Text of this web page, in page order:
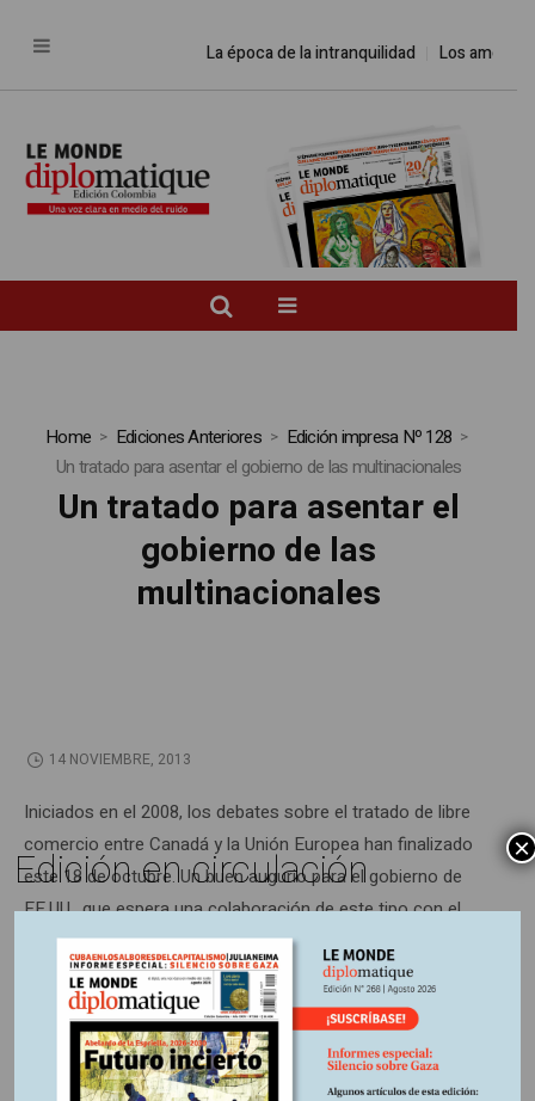
La época de la intranquilidad Los amos
Home Ediciones Anteriores
Edición impresa Nº 128
Un tratado para asentar el gobierno de las multinacionales
Un tratado para asentar el
gobierno de las
multinacionales
14 NOVIEMBRE, 2013
Iniciados en el 2008, los debates sobre el tratado de libre
comercio entre Canadá y la Unión Europea han finalizado
este 18 de octubre. Un buen augurio para el gobierno de
EE.UU., que espera una colaboración de este tipo con el
Viejo Continente. Negociado en secreto, este proyecto –
apoyado ardientemente por las multinacionales– les
permite demandar a cualquier Estado que no siga las
normas del liberalismo.
Edición en circulación ×